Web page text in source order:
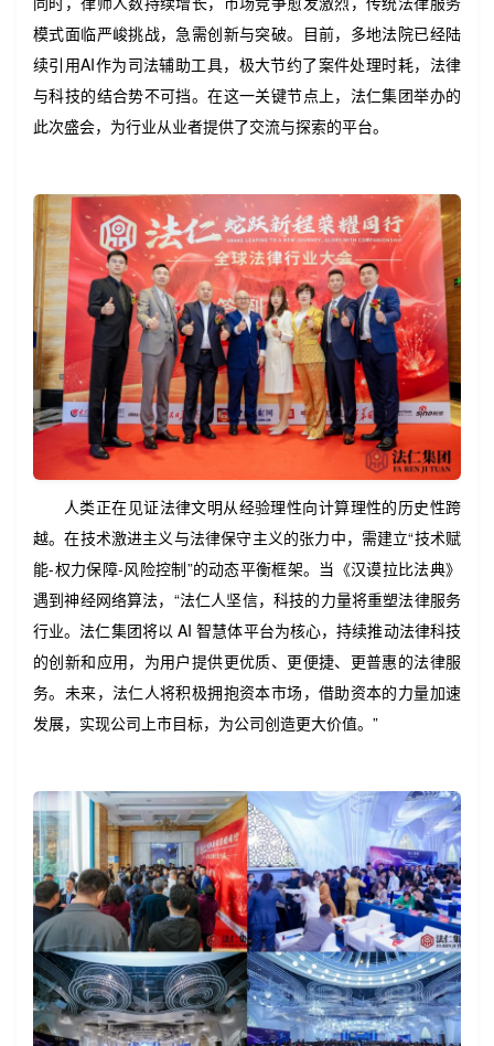
模式面临严峻挑战，急需创新与突破。目前，多地法院已经陆
续引用AI作为司法辅助工具，极大节约了案件处理时耗，法律
与科技的结合势不可挡。在这一关键节点上，法仁集团举办的
此次盛会，为行业从业者提供了交流与探索的平台。
人类正在见证法律文明从经验理性向计算理性的历史性跨
越。在技术激进主义与法律保守主义的张力中，需建立“技术赋
能-权力保障-风险控制”的动态平衡框架。当《汉谟拉比法典》
遇到神经网络算法，“法仁人坚信，科技的力量将重塑法律服务
行业。法仁集团将以 AI 智慧体平台为核心，持续推动法律科技
的创新和应用，为用户提供更优质、更便捷、更普惠的法律服
务。未来，法仁人将积极拥抱资本市场，借助资本的力量加速
发展，实现公司上市目标，为公司创造更大价值。”